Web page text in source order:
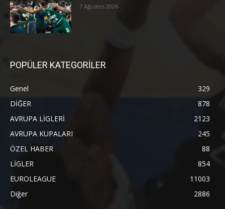
7 Ağustos 2026
POPÜLER KATEGORİLER
Genel
329
DİĞER
878
AVRUPA LİGLERİ
2123
AVRUPA KUPALARI
245
ÖZEL HABER
88
LİGLER
854
EUROLEAGUE
11003
Diğer
2886